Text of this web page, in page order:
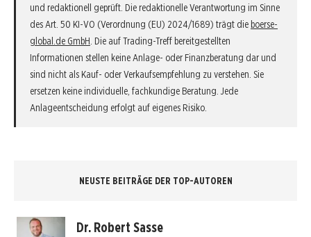
und redaktionell geprüft. Die redaktionelle Verantwortung im Sinne
des Art. 50 KI-VO (Verordnung (EU) 2024/1689) trägt die boerse-
global.de GmbH . Die auf Trading-Treff bereitgestellten
Informationen stellen keine Anlage- oder Finanzberatung dar und
sind nicht als Kauf- oder Verkaufsempfehlung zu verstehen. Sie
ersetzen keine individuelle, fachkundige Beratung. Jede
Anlageentscheidung erfolgt auf eigenes Risiko.
NEUSTE BEITRÄGE DER TOP-AUTOREN
Dr. Robert Sasse